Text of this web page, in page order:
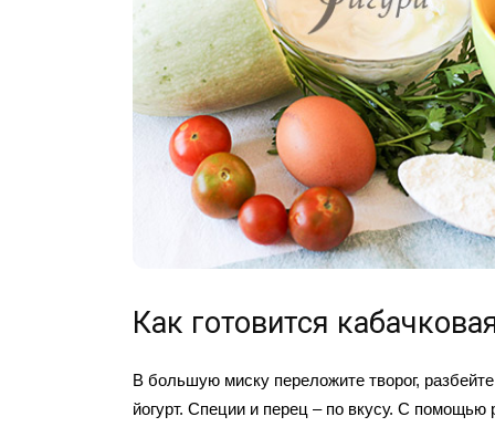
Как готовится
В большую миску переложите творог,
йогурт. Специи и перец – по вкусу. С помощью